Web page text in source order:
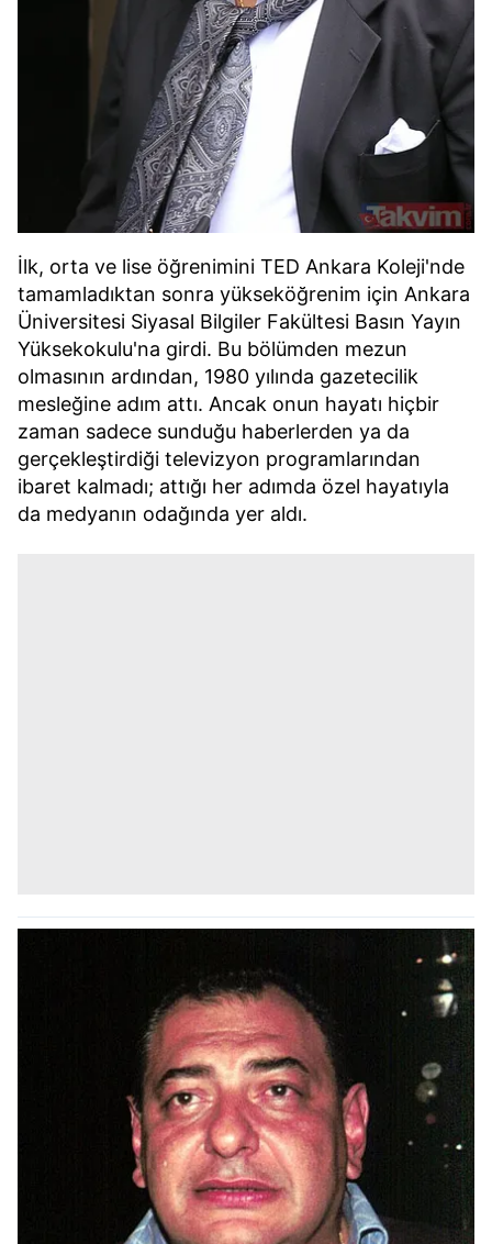
İlk, orta ve lise öğrenimini TED Ankara Koleji'nde
tamamladıktan sonra yükseköğrenim için Ankara
Üniversitesi Siyasal Bilgiler Fakültesi Basın Yayın
Yüksekokulu'na girdi. Bu bölümden mezun
olmasının ardından, 1980 yılında gazetecilik
mesleğine adım attı. Ancak onun hayatı hiçbir
zaman sadece sunduğu haberlerden ya da
gerçekleştirdiği televizyon programlarından
ibaret kalmadı; attığı her adımda özel hayatıyla
da medyanın odağında yer aldı.